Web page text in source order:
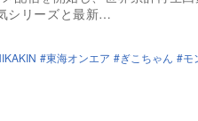
シリーズと最新…
東海オンエア ぎこちゃん モ